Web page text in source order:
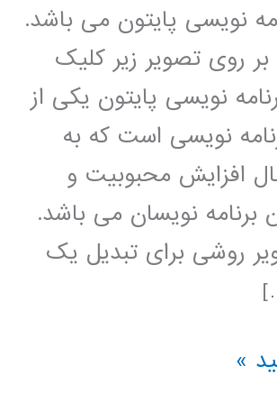
نویسی پایتون می باشد.
روی تصویر زیر کلیک
نویسی پایتون یکی از
نویسی است که به
افزایش محبوبیت و
برنامه نویسان می باشد.
روشی برای تبدیل یک
»